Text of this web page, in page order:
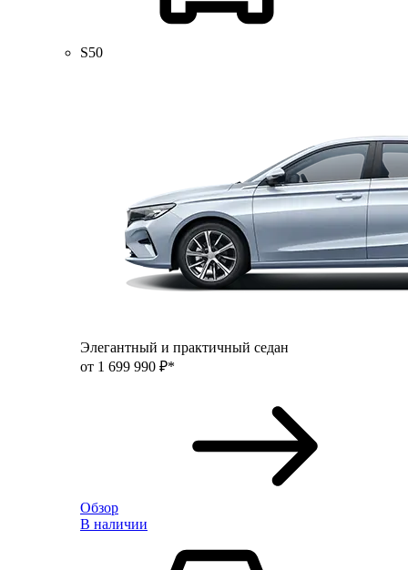
S50
Элегантный и практичный седан
от 1 699 990 ₽*
Обзор
В наличии